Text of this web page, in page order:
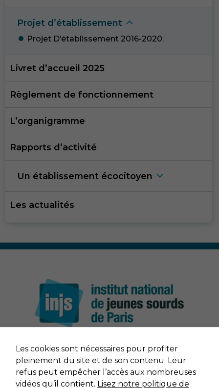
Projet d’établissement
Projet D’établissement 2016-2020.
Livret d’accueil 2025
Règlement de fonctionnement
L’organigramme
Rapports d’activité
Un établissement écocitoyen
Les actualités
NOUS CONTACTER
MENTIONS LÉGALES
Les cookies sont nécessaires pour profiter
pleinement du site et de son contenu. Leur
refus peut empêcher l’accès aux nombreuses
vidéos qu’il contient. Lisez notre politique de
facultatifs. Ils
sont nécessaires
Vidéos
Afin que notre
site Web
aussi bien que
possible lors
de votre visite.
Si vous
refusez ces